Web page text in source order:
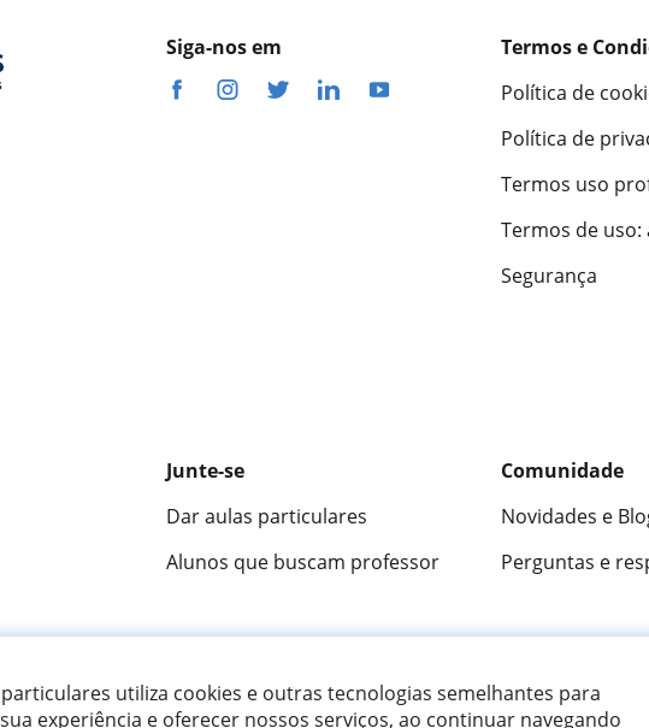
utiliza cookies e outras tecnologias semelhantes para
experiência e oferecer nossos serviços, ao continuar navegando
Siga-nos em
Termos e
Política de
Política de
Termos uso
Termos de uso:
Segurança
Junte-se
Dar aulas particulares
Alunos que buscam professor
Comunidade
Novidades e
Perguntas e